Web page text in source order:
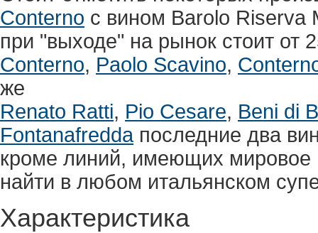
Conterno с вином Barolo Riserva
при "выходе" на рынок стоит от
Conterno, Paolo Scavino,
же
Renato Ratti, Pio Cesare, Beni di
Fontanafreddaпоследние два
кроме линий, имеющих мировое
найти в любом итальянском
Характеристика